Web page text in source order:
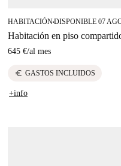
HABITACIÓN■DISPONIBLE 07
Habitación en piso
645 €/al mes
euro GASTOS INCLUIDOS
+info